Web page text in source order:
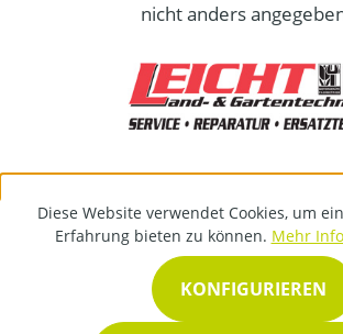
nicht anders
Diese Website verwendet Cookies, um
Erfahrung bieten zu können. Mehr
KONFIGURIEREN